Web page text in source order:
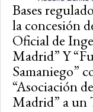
Bases
la concesión
Oficial de
Madrid” Y
Samaniego”
“Asociación
Madrid” a un